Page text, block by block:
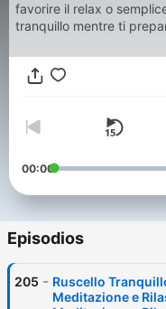
favorire il relax o
tranquillo mentre ti
dolce melodia delle
esterno svanisce e la
suoni della natura
00:00
Episodios
205 - Ruscello
Meditazione e